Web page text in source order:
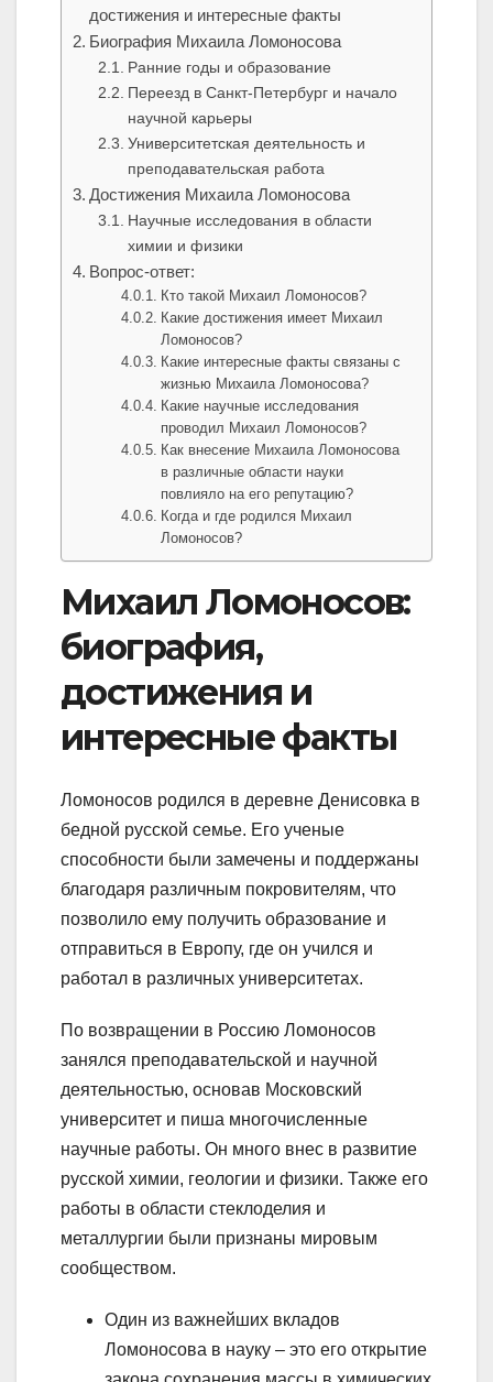
достижения и интересные факты
Биография Михаила Ломоносова
Ранние годы и образование
Переезд в Санкт-Петербург и начало
научной карьеры
Университетская деятельность и
преподавательская работа
Достижения Михаила Ломоносова
Научные исследования в области
химии и физики
Вопрос-ответ:
Кто такой Михаил Ломоносов?
Какие достижения имеет Михаил
Ломоносов?
Какие интересные факты связаны с
жизнью Михаила Ломоносова?
Какие научные исследования
проводил Михаил Ломоносов?
Как внесение Михаила Ломоносова
в различные области науки
повлияло на его репутацию?
Когда и где родился Михаил
Ломоносов?
Михаил Ломоносов:
биография,
достижения и
интересные факты
Ломоносов родился в деревне Денисовка в
бедной русской семье. Его ученые
способности были замечены и поддержаны
благодаря различным покровителям, что
позволило ему получить образование и
отправиться в Европу, где он учился и
работал в различных университетах.
По возвращении в Россию Ломоносов
занялся преподавательской и научной
деятельностью, основав Московский
университет и пиша многочисленные
научные работы. Он много внес в развитие
русской химии, геологии и физики. Также его
работы в области стеклоделия и
металлургии были признаны мировым
сообществом.
Один из важнейших вкладов
Ломоносова в науку – это его открытие